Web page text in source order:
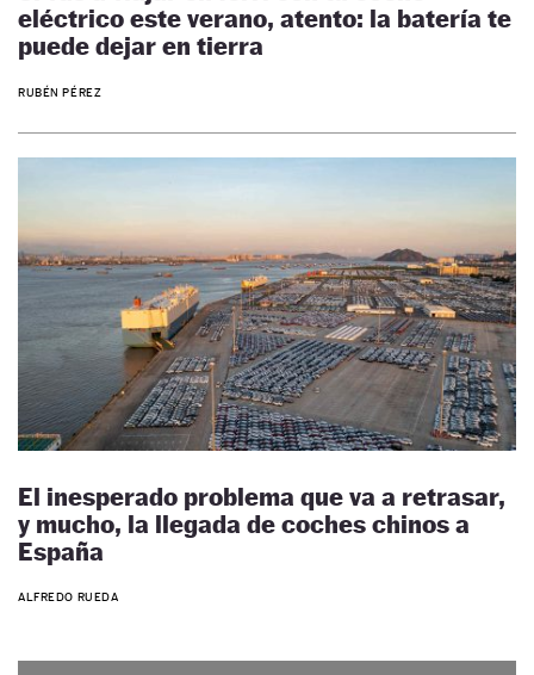
eléctrico este verano, atento: la batería te
puede dejar en tierra
RUBÉN PÉREZ
El inesperado problema que va a retrasar,
y mucho, la llegada de coches chinos a
España
ALFREDO RUEDA